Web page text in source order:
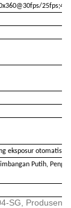
eksposur otomatis
Putih,
SG, Produsen,